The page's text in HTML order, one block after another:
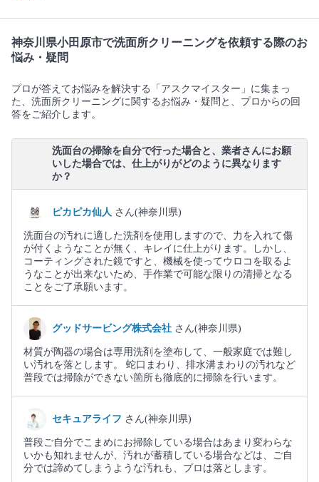
神奈川県小田原市で洗面所クリーニングを依頼する際のお
悩み・疑問
プロが答えてお悩みを解決する「アスクマイスター」に集まっ
た、洗面所クリーニングに関するお悩み・疑問と、プロからの回
答をご紹介します。
洗面台の掃除を自分で行った場合と、業者さんにお願
いした場合では、仕上がりがどのように異なります
か？
ピカピカ仙人 さん(神奈川県)
洗面台の汚れに適した洗剤を使用しますので、力を入れて傷
が付くようなことが無く、キレイに仕上がります。しかし、
コーティングされた鏡ですと、機械を使ってウロコを取るよ
うなことが出来ないため、手作業で可能な限りの清掃となる
ことをご了承願います。
グッドサービング株式会社 さん(神奈川県)
材質が陶器の場合は専用洗剤を塗布して、一般家庭では難し
い汚れを落とします。 蛇口まわり、排水溝まわりの汚れなど
普段では掃除ができない箇所も徹底的に掃除を行います。
セキュアライフ さん(神奈川県)
普段ご自分でこまめにお掃除している場合はあまり変わらな
いかも知れませんが、汚れが蓄積している場合などは、ご自
分では諦めてしまうような汚れも、プロは落とします。